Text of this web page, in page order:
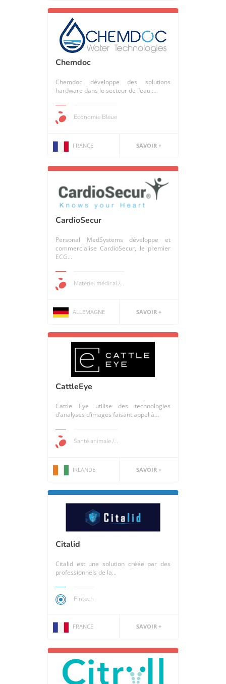
Chemdoc
Chemdoc développe des solutions
hardware dans le secteur de l’eau :...
Economie Bleue
FRANCE SAVOIR +
CardioSecur
Personal MedSystems développe et
commercialise CardioSecur, le premier
ECG...
Matériel médical /...
ALLEMAGNE SAVOIR +
CattleEye
Cattle Eye utilise des technologies
d’analyses d’images faisant appel à...
Santé animale /...
IRLANDE SAVOIR +
Citalid
Citalid est une solution créée par des
professionnels de la...
Fintech
FRANCE SAVOIR +